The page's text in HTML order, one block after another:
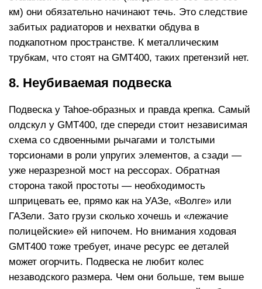
км) они обязательно начинают течь. Это следствие
забитых радиаторов и нехватки обдува в
подкапотном пространстве. К металлическим
трубкам, что стоят на GMT400, таких претензий нет.
8. Неубиваемая подвеска
Подвеска у Tahoe-образных и правда крепка. Самый
олдскул у GMT400, где спереди стоит независимая
схема со сдвоенными рычагами и толстыми
торсионами в роли упругих элементов, а сзади —
уже неразрезной мост на рессорах. Обратная
сторона такой простоты — необходимость
шприцевать ее, прямо как на УАЗе, «Волге» или
ГАЗели. Зато грузи сколько хочешь и «лежачие
полицейские» ей нипочем. Но внимания ходовая
GMT400 тоже требует, иначе ресурс ее деталей
может огорчить. Подвеска не любит колес
незаводского размера. Чем они больше, тем выше